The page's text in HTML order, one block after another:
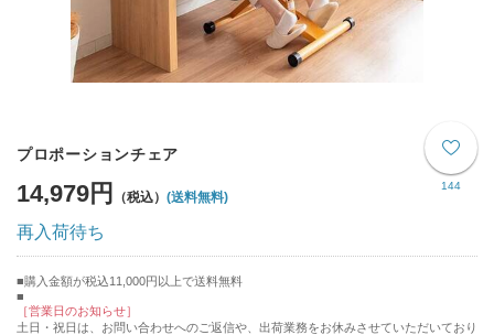
144
プロポーションチェア
14,979円 (送料無料)
再入荷待ち
購入金額が税込11,000円以上で送料無料
［営業日のお知らせ］
土日・祝日は、お問い合わせへのご返信や、出荷業務をお休みさせていただいており